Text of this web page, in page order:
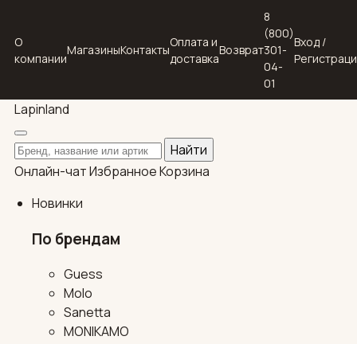
О
компании
МагазиныКонтакты
Оплата и
доставка
Возврат
8
(800)
301-
04-
01
Вход /
Lapinland
Поиск по каталогу
Найти
Онлайн-чатИзбранноеКорзина
Новинки
По брендам
Guess
Molo
Sanetta
MONIKAMO